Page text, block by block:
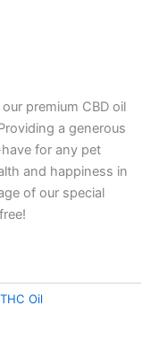
premium CBD oil
a generous
for any pet
and happiness in
of our special
Oil